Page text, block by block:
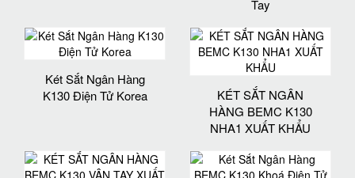
Tay
Két Sắt Ngân Hàng
K130 Điện Tử Korea
KÉT SẮT NGÂN
HÀNG BEMC K130
NHA1 XUẤT KHẨU